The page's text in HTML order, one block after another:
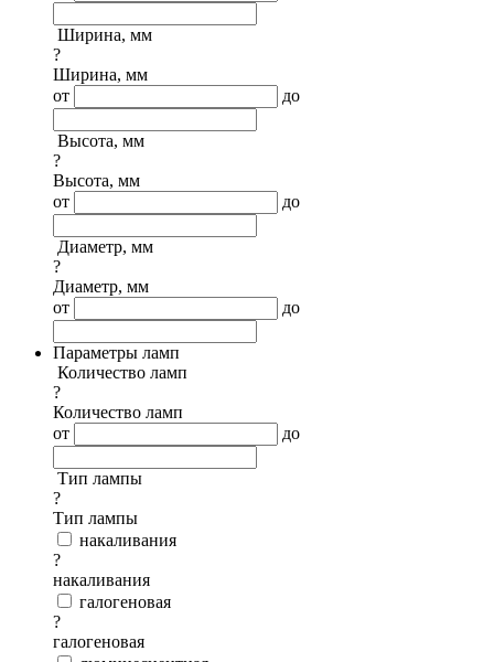
Ширина, мм
?
Ширина, мм
от
до
Высота, мм
?
Высота, мм
от
до
Диаметр, мм
?
Диаметр, мм
от
до
Параметры ламп
Количество ламп
?
Количество ламп
от
до
Тип лампы
?
Тип лампы
накаливания
?
накаливания
галогеновая
?
галогеновая